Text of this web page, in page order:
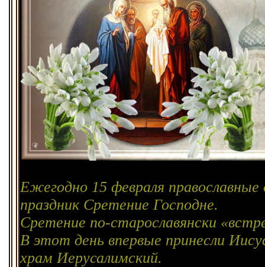
Ежегодно 15 февраля
праздник Сретение Господне.
Сретение по-старославянски
В этот день впервые принесли
храм Иерусалимский.